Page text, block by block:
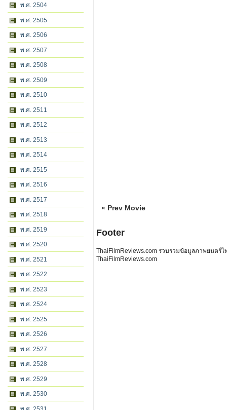
พ.ศ. 2504
พ.ศ. 2505
พ.ศ. 2506
พ.ศ. 2507
พ.ศ. 2508
พ.ศ. 2509
พ.ศ. 2510
พ.ศ. 2511
พ.ศ. 2512
พ.ศ. 2513
พ.ศ. 2514
พ.ศ. 2515
พ.ศ. 2516
พ.ศ. 2517
พ.ศ. 2518
พ.ศ. 2519
พ.ศ. 2520
พ.ศ. 2521
พ.ศ. 2522
พ.ศ. 2523
พ.ศ. 2524
พ.ศ. 2525
พ.ศ. 2526
พ.ศ. 2527
พ.ศ. 2528
พ.ศ. 2529
พ.ศ. 2530
« Prev Movie
Footer
ThaiFilmReviews.com รวบรวมข้อมูลภาพยนตร์
ThaiFilmReviews.com